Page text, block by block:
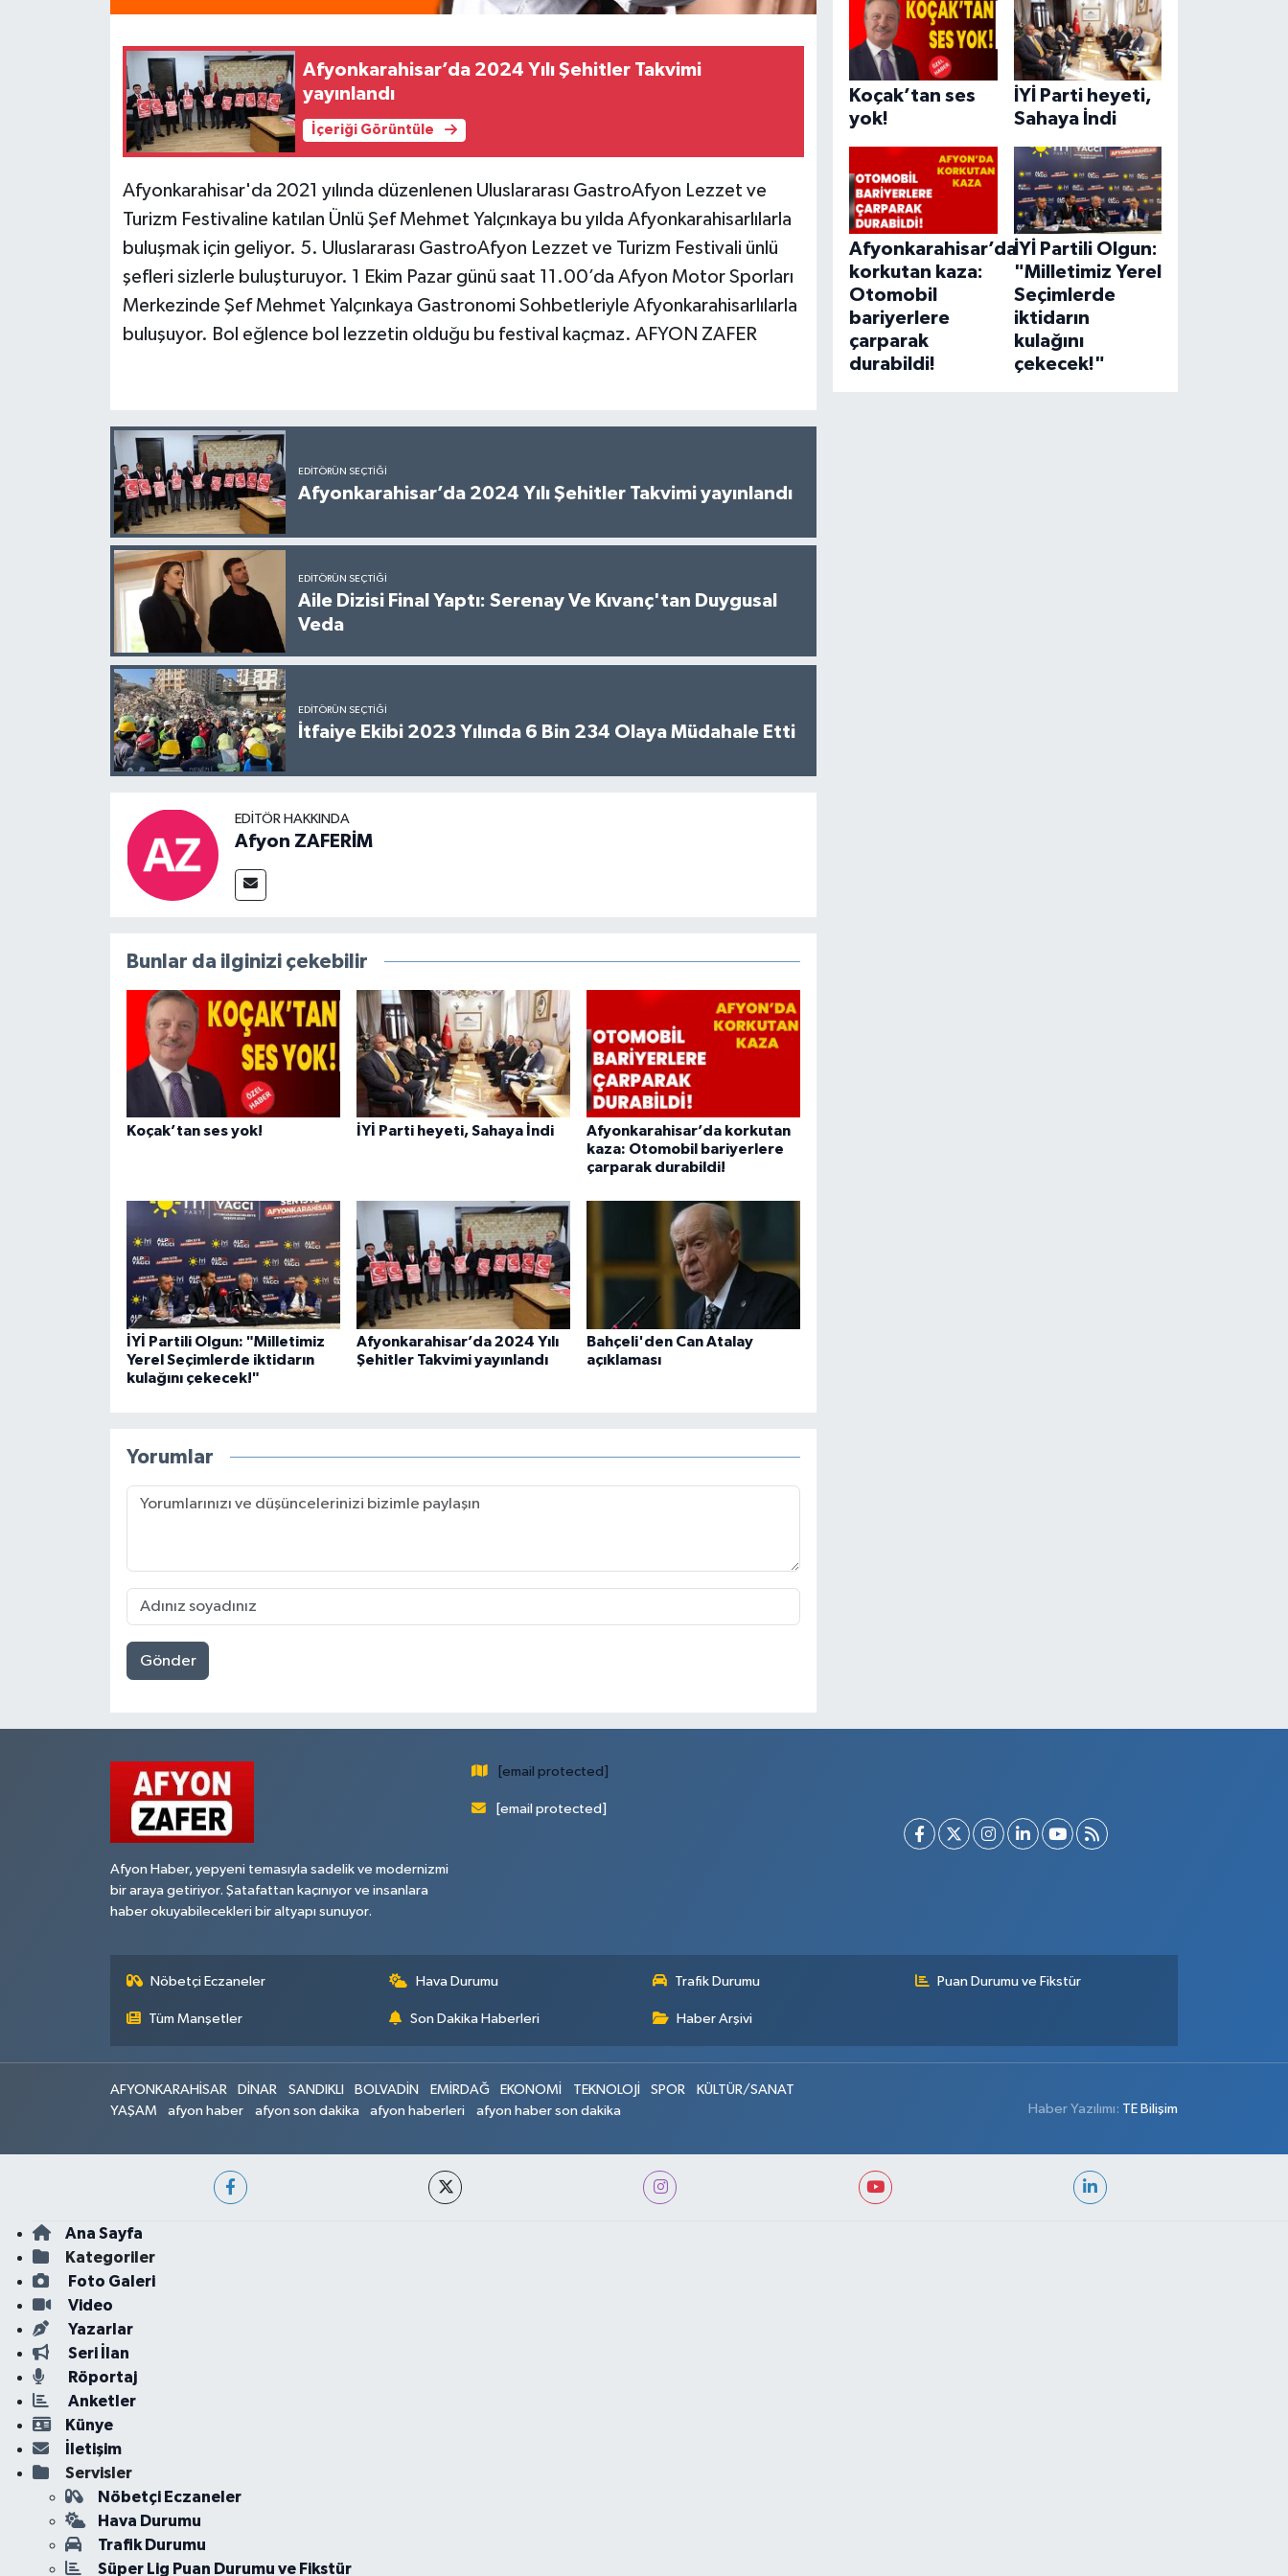
Afyonkarahisar’da 2024 Yılı Şehitler Takvimi
yayınlandı
İçeriği Görüntüle
Afyonkarahisar'da 2021 yılında düzenlenen Uluslararası GastroAfyon Lezzet ve
Turizm Festivaline katılan Ünlü Şef Mehmet Yalçınkaya bu yılda Afyonkarahisarlılarla
buluşmak için geliyor. 5. Uluslararası GastroAfyon Lezzet ve Turizm Festivali ünlü
şefleri sizlerle buluşturuyor. 1 Ekim Pazar günü saat 11.00’da Afyon Motor Sporları
Merkezinde Şef Mehmet Yalçınkaya Gastronomi Sohbetleriyle Afyonkarahisarlılarla
buluşuyor. Bol eğlence bol lezzetin olduğu bu festival kaçmaz. AFYON ZAFER
EDITÖRÜN SEÇTIĞI
Afyonkarahisar’da 2024 Yılı Şehitler Takvimi yayınlandı
EDITÖRÜN SEÇTIĞI
Aile Dizisi Final Yaptı: Serenay Ve Kıvanç'tan Duygusal
Veda
EDITÖRÜN SEÇTIĞI
İtfaiye Ekibi 2023 Yılında 6 Bin 234 Olaya Müdahale Etti
EDITÖR HAKKINDA
Afyon ZAFERİM
Bunlar da ilginizi çekebilir
Koçak’tan ses yok! İYİ Parti heyeti, Sahaya İndi
Afyonkarahisar’da korkutan
kaza: Otomobil bariyerlere
çarparak durabildi!
İYİ Partili Olgun: "Milletimiz
Yerel Seçimlerde iktidarın
kulağını çekecek!"
Afyonkarahisar’da 2024 Yılı
Şehitler Takvimi yayınlandı
Bahçeli'den Can Atalay
açıklaması
Yorumlar
Gönder
Koçak’tan ses
yok!
İYİ Parti heyeti,
Sahaya İndi
Afyonkarahisar’da
korkutan kaza:
Otomobil
bariyerlere
çarparak
durabildi!
İYİ Partili Olgun:
"Milletimiz Yerel
Seçimlerde
iktidarın
kulağını
çekecek!"
Afyon Haber, yepyeni temasıyla sadelik ve modernizmi
bir araya getiriyor. Şatafattan kaçınıyor ve insanlara
haber okuyabilecekleri bir altyapı sunuyor.
[email protected]
[email protected]
Nöbetçi Eczaneler Hava Durumu Trafik Durumu Puan Durumu ve Fikstür
Tüm Manşetler Son Dakika Haberleri Haber Arşivi
AFYONKARAHİSAR DİNAR SANDIKLI BOLVADİN EMİRDAĞ EKONOMİ TEKNOLOJİ SPOR
KÜLTÜR/SANAT
YAŞAM
afyon haber afyon son dakika afyon haberleri afyon haber son dakika Haber Yazılımı: TE Bilişim
Ana Sayfa
Kategoriler
Foto Galeri
Video
Yazarlar
Seri İlan
Röportaj
Anketler
Künye
İletişim
Servisler
Nöbetçi Eczaneler
Hava Durumu
Trafik Durumu
Süper Lig Puan Durumu ve Fikstür